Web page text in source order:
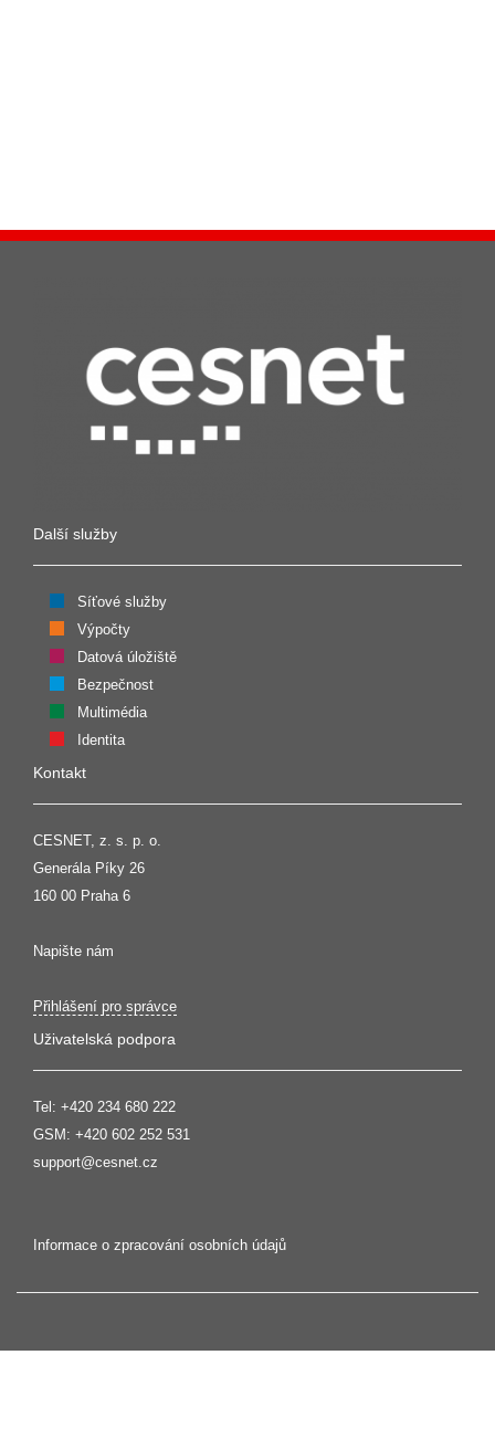
Další služby
Síťové služby
Výpočty
Datová úložiště
Bezpečnost
Multimédia
Identita
Kontakt
CESNET, z. s. p. o.
Generála Píky 26
160 00 Praha 6
Napište nám
Přihlášení pro správce
Uživatelská podpora
Tel: +420 234 680 222
GSM: +420 602 252 531
support@cesnet.cz
Informace o zpracování osobních údajů